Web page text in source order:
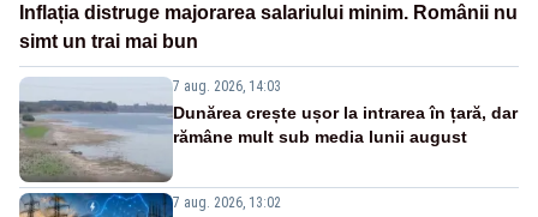
Inflația distruge majorarea salariului minim. Românii nu
simt un trai mai bun
7 aug. 2026, 14:03
Dunărea crește ușor la intrarea în țară, dar
rămâne mult sub media lunii august
7 aug. 2026, 13:02